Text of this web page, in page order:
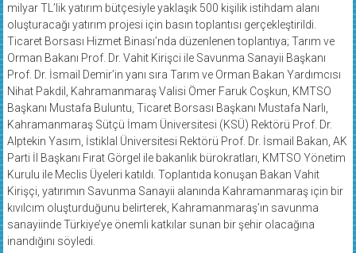
oluşturacağı yatırım projesi için basın toplantısı gerçekleştirildi.
Ticaret Borsası Hizmet Binası’nda düzenlenen toplantıya; Tarım ve
Orman Bakanı Prof. Dr. Vahit Kirişci ile Savunma Sanayii Başkanı
Prof. Dr. İsmail Demir’in yanı sıra Tarım ve Orman Bakan Yardımcısı
Nihat Pakdil, Kahramanmaraş Valisi Ömer Faruk Coşkun, KMTSO
Başkanı Mustafa Buluntu, Ticaret Borsası Başkanı Mustafa Narlı,
Kahramanmaraş Sütçü İmam Üniversitesi (KSÜ) Rektörü Prof. Dr.
Alptekin Yasım, İstiklal Üniversitesi Rektörü Prof. Dr. İsmail Bakan, AK
Parti İl Başkanı Fırat Görgel ile bakanlık bürokratları, KMTSO Yönetim
Kurulu ile Meclis Üyeleri katıldı. Toplantıda konuşan Bakan Vahit
Kirişçi, yatırımın Savunma Sanayii alanında Kahramanmaraş için bir
kıvılcım oluşturduğunu belirterek, Kahramanmaraş’ın savunma
sanayiinde Türkiye’ye önemli katkılar sunan bir şehir olacağına
inandığını söyledi.